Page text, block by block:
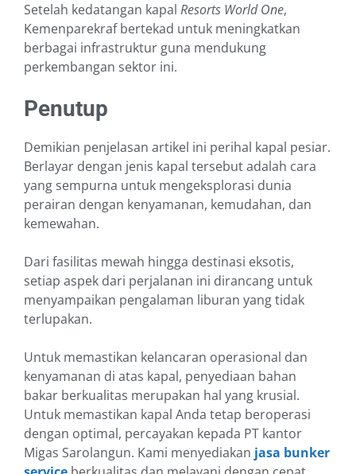
Setelah kedatangan kapal Resorts World One,
Kemenparekraf bertekad untuk meningkatkan
berbagai infrastruktur guna mendukung
perkembangan sektor ini.
Penutup
Demikian penjelasan artikel ini perihal kapal pesiar.
Berlayar dengan jenis kapal tersebut adalah cara
yang sempurna untuk mengeksplorasi dunia
perairan dengan kenyamanan, kemudahan, dan
kemewahan.
Dari fasilitas mewah hingga destinasi eksotis,
setiap aspek dari perjalanan ini dirancang untuk
menyampaikan pengalaman liburan yang tidak
terlupakan.
Untuk memastikan kelancaran operasional dan
kenyamanan di atas kapal, penyediaan bahan
bakar berkualitas merupakan hal yang krusial.
Untuk memastikan kapal Anda tetap beroperasi
dengan optimal, percayakan kepada PT kantor
Migas Sarolangun. Kami menyediakan jasa bunker